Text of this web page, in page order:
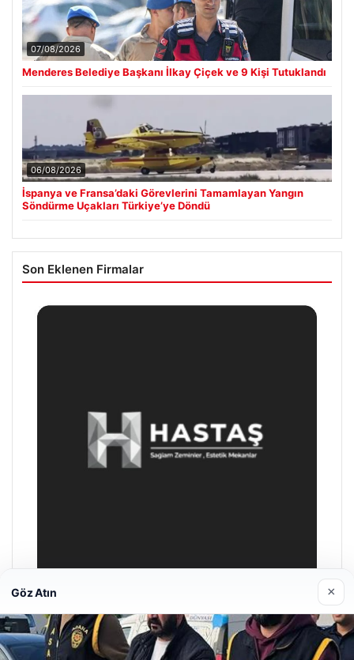
07/08/2026
Menderes Belediye Başkanı İlkay Çiçek ve 9 Kişi Tutuklandı
06/08/2026
İspanya ve Fransa’daki Görevlerini Tamamlayan Yangın
Söndürme Uçakları Türkiye’ye Döndü
Son Eklenen Firmalar
Enes Kaplan Avukatlık Bürosu
28/04/2026
Göz Atın ×